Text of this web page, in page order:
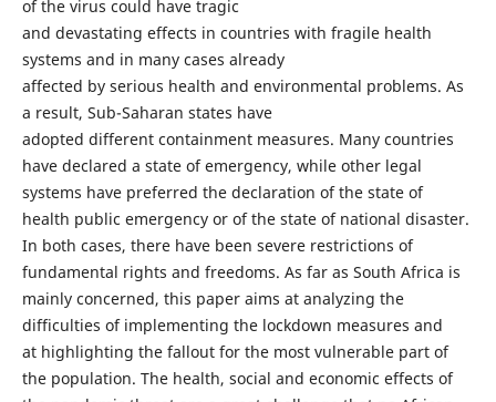
of the virus could have tragic
and devastating effects in countries with fragile health
systems and in many cases already
affected by serious health and environmental problems. As
a result, Sub-Saharan states have
adopted different containment measures. Many countries
have declared a state of emergency, while other legal
systems have preferred the declaration of the state of
health public emergency or of the state of national disaster.
In both cases, there have been severe restrictions of
fundamental rights and freedoms. As far as South Africa is
mainly concerned, this paper aims at analyzing the
difficulties of implementing the lockdown measures and
at highlighting the fallout for the most vulnerable part of
the population. The health, social and economic effects of